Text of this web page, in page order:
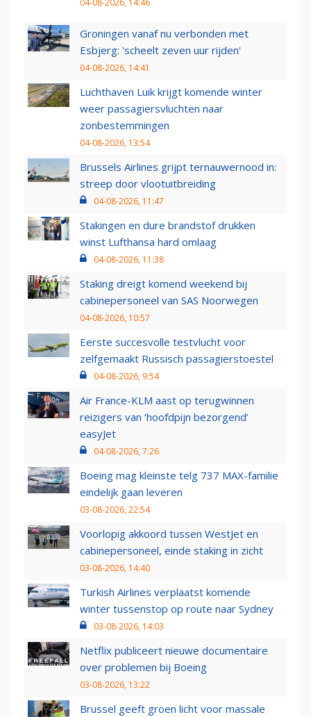
04-08-2026, 14:46
Groningen vanaf nu verbonden met
Esbjerg: 'scheelt zeven uur rijden'
04-08-2026, 14:41
Luchthaven Luik krijgt komende winter
weer passagiersvluchten naar
zonbestemmingen
04-08-2026, 13:54
Brussels Airlines grijpt ternauwernood in:
streep door vlootuitbreiding
04-08-2026, 11:47
Stakingen en dure brandstof drukken
winst Lufthansa hard omlaag
04-08-2026, 11:38
Staking dreigt komend weekend bij
cabinepersoneel van SAS Noorwegen
04-08-2026, 10:57
Eerste succesvolle testvlucht voor
zelfgemaakt Russisch passagierstoestel
04-08-2026, 9:54
Air France-KLM aast op terugwinnen
reizigers van ‘hoofdpijn bezorgend’
easyJet
04-08-2026, 7:26
Boeing mag kleinste telg 737 MAX-familie
eindelijk gaan leveren
03-08-2026, 22:54
Voorlopig akkoord tussen WestJet en
cabinepersoneel, einde staking in zicht
03-08-2026, 14:40
Turkish Airlines verplaatst komende
winter tussenstop op route naar Sydney
03-08-2026, 14:03
Netflix publiceert nieuwe documentaire
over problemen bij Boeing
03-08-2026, 13:22
Brussel geeft groen licht voor massale